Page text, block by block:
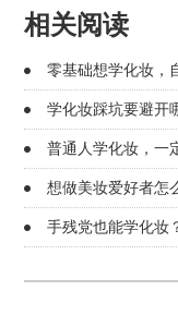
相关阅读
零基础想学化妆，
学化妆踩坑要避开
普通人学化妆，一
想做美妆爱好者怎
手残党也能学化妆